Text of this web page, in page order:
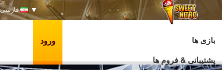
فارسی
بازی ها
پشتیبانی & فروم ها
ورود